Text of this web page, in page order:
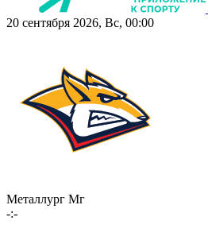
20 сентября 2026, Вс, 00:00
Металлург Мг
-:-